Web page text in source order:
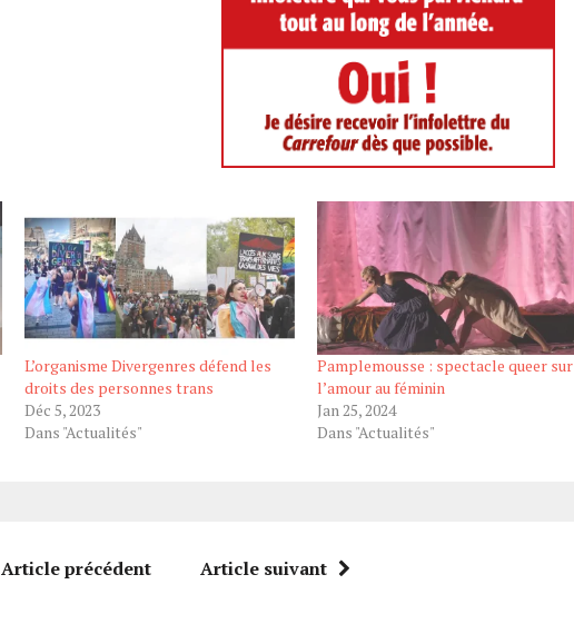
L’organisme Divergenres défend les
droits des personnes trans
Déc 5, 2023
Dans "Actualités"
Pamplemousse : spectacle queer sur
l’amour au féminin
Jan 25, 2024
Dans "Actualités"
Article précédent Article suivant